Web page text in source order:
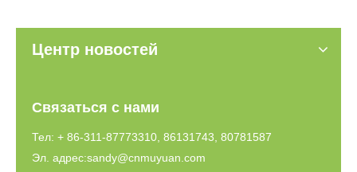
Центр новостей
Связаться с нами
Тел: + 86-311-87773310, 86131743, 80781587
Эл. адрес:sandy@cnmuyuan.com